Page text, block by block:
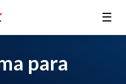
☰
para